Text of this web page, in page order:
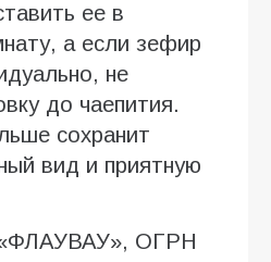
ее в
а если зефир
не
до чаепития.
сохранит
вид и приятную
ОГРН